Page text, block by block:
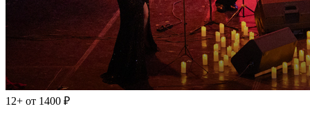
12+ от 1400 ₽